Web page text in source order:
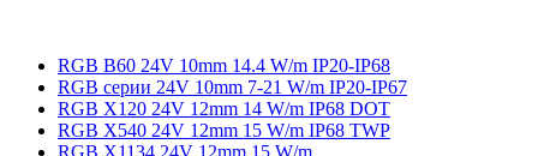
RGB B60 24V 10mm 14.4 W/m IP20-IP68
RGB серии 24V 10mm 7-21 W/m IP20-IP67
RGB X120 24V 12mm 14 W/m IP68 DOT
RGB X540 24V 12mm 15 W/m IP68 TWP
RGB X1134 24V 12mm 15 W/m